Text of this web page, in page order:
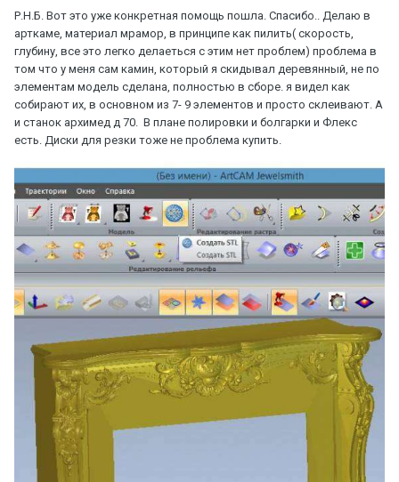
Р.Н.Б. Вот это уже конкретная помощь пошла. Спасибо.. Делаю в
арткаме, материал мрамор, в принципе как пилить( скорость,
глубину, все это легко делаеться с этим нет проблем) проблема в
том что у меня сам камин, который я скидывал деревянный, не по
элементам модель сделана, полностью в сборе. я видел как
собирают их, в основном из 7- 9 элементов и просто склеивают. А
и станок архимед д 70. В плане полировки и болгарки и Флекс
есть. Диски для резки тоже не проблема купить.